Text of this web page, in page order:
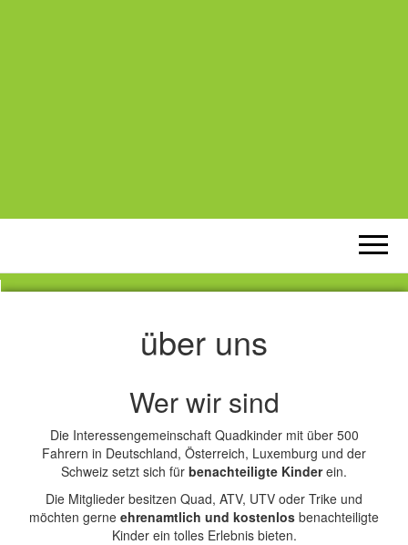
über uns
Wer wir sind
Die Interessengemeinschaft Quadkinder mit über 500
Fahrern in Deutschland, Österreich, Luxemburg und der
Schweiz setzt sich für benachteiligte Kinderein.
Die Mitglieder besitzen Quad, ATV, UTV oder Trike und
möchten gerne ehrenamtlich und kostenlos benachteiligte
Kinder ein tolles Erlebnis bieten.